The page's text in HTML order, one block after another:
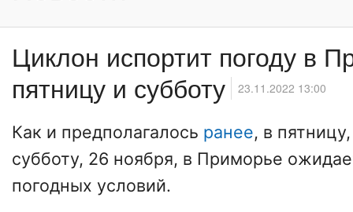
Циклон испортит погоду в
пятницу и субботу
23.11.2022 13:00
Как и предполагалось ранее, в
субботу, 26 ноября, в Приморье
погодных условий.